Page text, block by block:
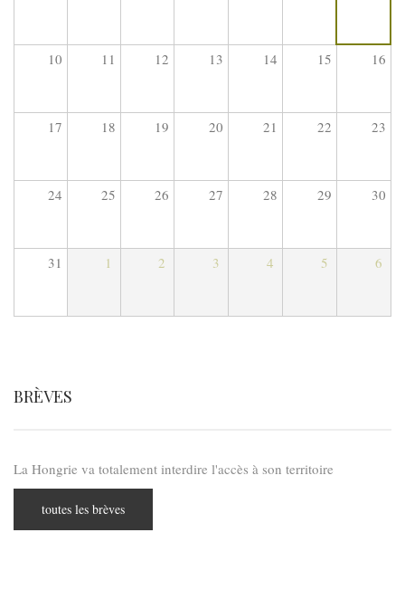
10 11 12 13 14 15 16
17 18 19 20 21 22 23
24 25 26 27 28 29 30
31 1 2 3 4 5 6
BRÈVES
La Hongrie va totalement interdire l'accès à son territoire
toutes les brèves